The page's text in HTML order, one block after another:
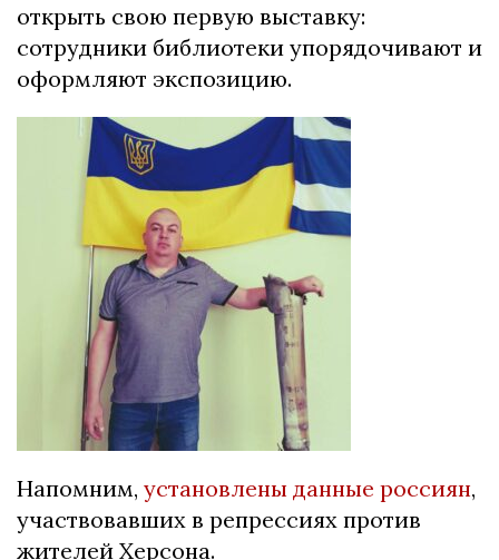
открыть свою первую выставку:
сотрудники библиотеки упорядочивают и
оформляют экспозицию.
Напомним, установлены данные россиян,
участвовавших в репрессиях против
жителей Херсона.